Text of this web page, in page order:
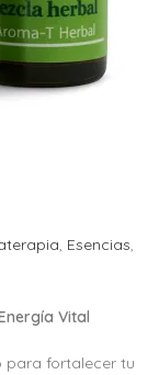
, Esencias,
Vital
para fortalecer tu